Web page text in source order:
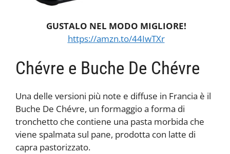
GUSTALO NEL MODO MIGLIORE!
https://amzn.to/44IwTXr
Chévre e Buche De Chévre
Una delle versioni più note e diffuse in Francia è il
Buche De Chévre, un formaggio a forma di
tronchetto che contiene una pasta morbida che
viene spalmata sul pane, prodotta con latte di
capra pastorizzato.